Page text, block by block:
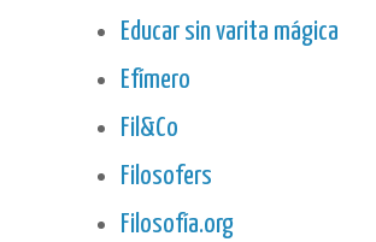
Educar sin varita mágica
Efímero
Fil&Co
Filosofers
Filosofía.org